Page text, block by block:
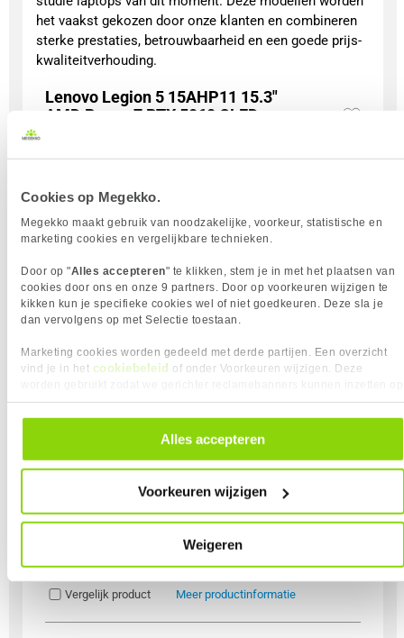
Cookies op Megekko.
Megekko maakt gebruik van noodzakelijke, voorkeur, statistische en
marketing cookies en vergelijkbare technieken.
Door op "Alles accepteren" te klikken, stem je in met het plaatsen van
cookies door ons en onze 9 partners. Door op voorkeuren wijzigen te
kikken kun je specifieke cookies wel of niet goedkeuren. Deze sla je
dan vervolgens op met Selectie toestaan.
Marketing cookies worden gedeeld met derde partijen. Een overzicht
vind je in het cookiebeleid of onder Voorkeuren wijzigen. Deze
andere websites. In onze cookievoorkeuren vind je een overzicht van
alle cookies. Je kunt je gegeven toestemming altijd intrekken, dit doe je
door in de footer van onze website te klikken op ‘Cookievoorkeuren’
Alles accepteren
Voorkeuren wijzigen
Weigeren
het vaakst gekozen door onze klanten en combineren
sterke prestaties, betrouwbaarheid en een goede prijs-
kwaliteitverhouding.
Lenovo Legion 5 15AHP11 15.3"
AMD Ryzen 7 RTX 5060 OLED
1 1699,-
Uit eigen voorraad leverbaar. Levertijd: 1 werkdag (maandag)
Merk
Lenovo
Processorgeneratie
AMD Ryzen 200 Series
Processor Cores
8
Paneel Type
OLED
165 Hz
Totale opslagcapaciteit
1000 GB
Type Dedicated Graphics
Nvidia GeForce RTX 5060
Incl. Voedingsadapter
Vergelijk product Meer productinformatie